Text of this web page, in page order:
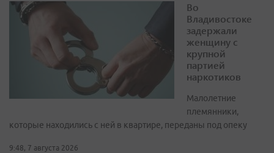
Во
Владивостоке
задержали
женщину с
крупной
партией
наркотиков
Малолетние
племянники,
которые находились с ней в квартире, переданы под опеку
9:48, 7 августа 2026